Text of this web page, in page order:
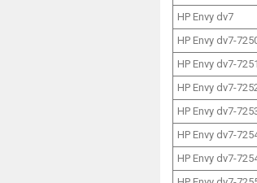
HP Envy dv7
HP Envy dv7-
HP Envy dv7-
HP Envy dv7-
HP Envy dv7-
HP Envy dv7-
HP Envy dv7-